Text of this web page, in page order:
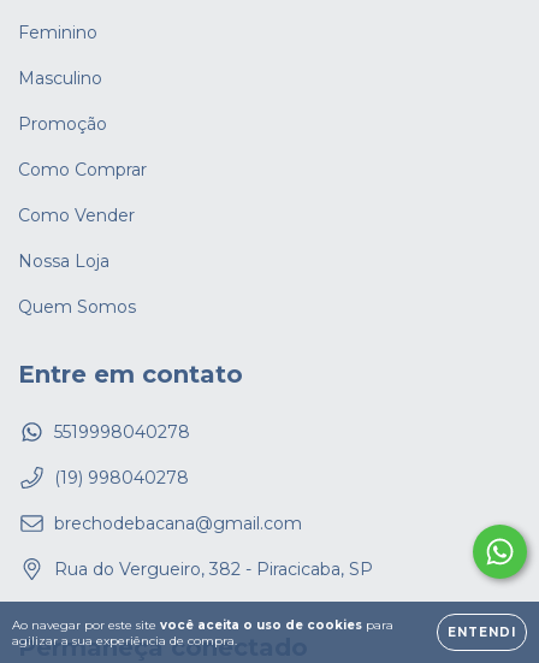
Ao navegar por este site você aceita o uso de cookies para
agilizar a sua experiência de compra.
ENTENDI
Feminino
Masculino
Promoção
Como Comprar
Como Vender
Nossa Loja
Quem Somos
Entre em contato
5519998040278
(19) 998040278
brechodebacana@gmail.com
Rua do Vergueiro, 382 - Piracicaba, SP
Permaneça conectado